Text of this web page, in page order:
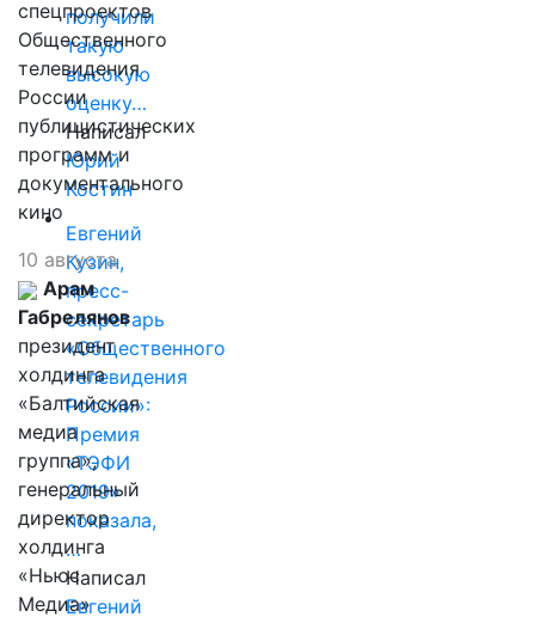
получили
такую
высокую
оценку…
Написал
Юрий
Костин
Евгений
Кузин,
пресс-
секретарь
«Общественного
телевидения
России»:
Премия
«ТЭФИ
2019»
показала,
…
Написал
Евгений
спецпроектов
Общественного
телевидения
России
публицистических
программ и
документального
кино
10 августа
Арам
Габрелянов
президент
холдинга
«Балтийская
медиа
группа»,
генеральный
директор
холдинга
«Ньюс
Медиа»